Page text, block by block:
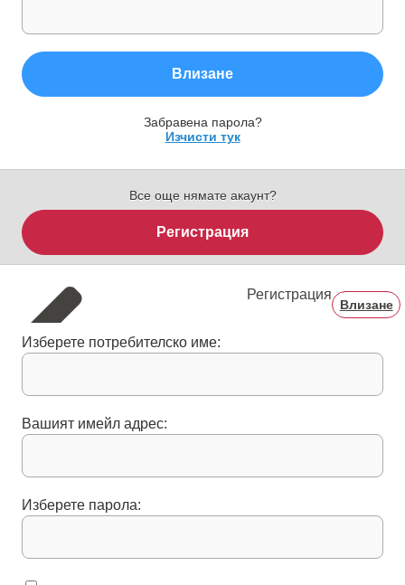
Влизане
Забравена парола?
Изчисти тук
Все още нямате акаунт?
Регистрация
Регистрация
Влизане
Изберете потребителско име:
Вашият имейл адрес:
Изберете парола: